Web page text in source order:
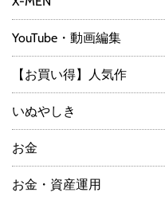
YouTube・動画編集
【お買い得】人気作
いぬやしき
お金
お金・資産運用